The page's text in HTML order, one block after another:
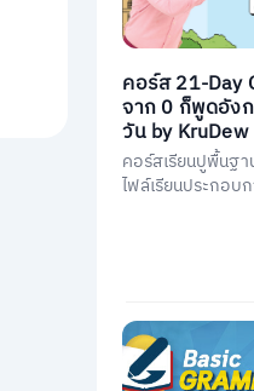
คอร์ส 21-Day
จาก 0 ก็พูดอัง
วัน by KruDew
คอร์สเรียนปูพื้นฐ
ไฟล์เรียนประกอบ